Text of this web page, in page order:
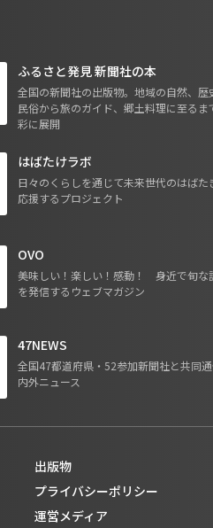
ふるさと発見 新聞社の本
全国の新聞社の出版物。地域の自然、歴
民俗から旅のガイド、郷土料理に至るま
彩に展開
はばたけラボ
日々のくらしを通じて未来世代のはばた
応援するプロジェクト
OVO
美味しい！楽しい！感動！ 身近で旬な
を発信するウェブマガジン
47NEWS
全国47都道府県・52参加新聞社と共同
内外ニュース
出版物
プライバシーポリシー
運営メディア